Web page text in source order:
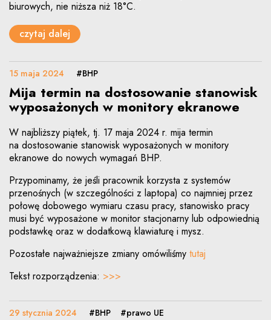
biurowych, nie niższa niż 18°C.
czytaj dalej
15 maja 2024 #BHP
Mija termin na dostosowanie stanowisk
wyposażonych w monitory ekranowe
W najbliższy piątek, tj. 17 maja 2024 r. mija termin
na dostosowanie stanowisk wyposażonych w monitory
ekranowe do nowych wymagań BHP.
Przypominamy, że jeśli pracownik korzysta z systemów
przenośnych (w szczególności z laptopa) co najmniej przez
połowę dobowego wymiaru czasu pracy, stanowisko pracy
musi być wyposażone w monitor stacjonarny lub odpowiednią
podstawkę oraz w dodatkową klawiaturę i mysz.
Pozostałe najważniejsze zmiany omówiliśmy tutaj
Tekst rozporządzenia: >>>
29 stycznia 2024 #BHP #prawo UE